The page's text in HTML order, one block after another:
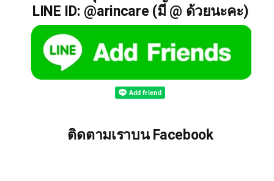
LINE ID: @arincare (มี @ ด้วยนะคะ)
ติดตามเราบน Facebook